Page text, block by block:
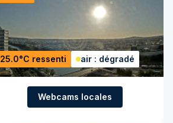
25.0°C ressenti air : dégradé
Webcams locales